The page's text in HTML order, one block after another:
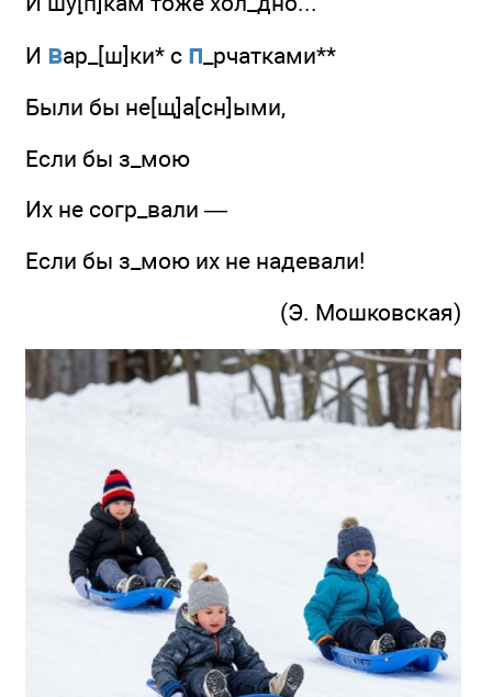
И вар_[ш]ки* с п _рчатками**
Были бы не[щ]а[сн]ыми,
Если бы з_мою
Их не согр_вали —
Если бы з_мою их не надевали!
(Э. Мошковская)